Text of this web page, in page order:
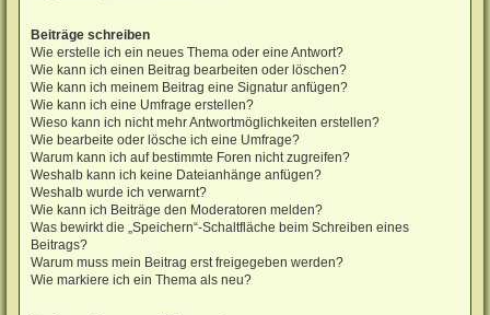
Beiträge schreiben
Wie erstelle ich ein neues Thema oder eine Antwort?
Wie kann ich einen Beitrag bearbeiten oder löschen?
Wie kann ich meinem Beitrag eine Signatur anfügen?
Wie kann ich eine Umfrage erstellen?
Wieso kann ich nicht mehr Antwortmöglichkeiten erstellen?
Wie bearbeite oder lösche ich eine Umfrage?
Warum kann ich auf bestimmte Foren nicht zugreifen?
Weshalb kann ich keine Dateianhänge anfügen?
Weshalb wurde ich verwarnt?
Wie kann ich Beiträge den Moderatoren melden?
Was bewirkt die „Speichern“-Schaltfläche beim Schreiben eines
Beitrags?
Warum muss mein Beitrag erst freigegeben werden?
Wie markiere ich ein Thema als neu?